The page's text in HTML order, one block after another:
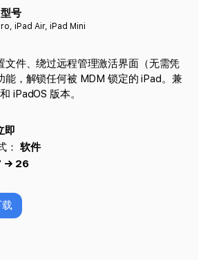
号
iPad Air, iPad Mini
文件、绕过远程管理激活界面（无需凭
能，解锁任何被 MDM 锁定的 iPad。兼
iPadOS 版本。
即
： 软件
→ 26